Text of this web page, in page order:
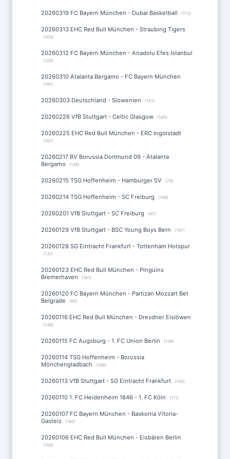
20260319 FC Bayern München - Dubai Basketball (113)
20260313 EHC Red Bull München - Straubing Tigers
(163)
20260312 FC Bayern München - Anadolu Efes Istanbul
(128)
20260310 Atalanta Bergamo - FC Bayern München
(191)
20260303 Deutschland - Slowenien (141)
20260226 VfB Stuttgart - Celtic Glasgow (140)
20260225 EHC Red Bull München - ERC Ingolstadt
(167)
20260217 BV Borussia Dortmund 09 - Atalanta
Bergamo
(146)
20260215 TSG Hoffenheim - Hamburger SV (79)
20260214 TSG Hoffenheim - SC Freiburg (146)
20260201 VfB Stuttgart - SC Freiburg (97)
20260129 VfB Stuttgart - BSC Young Boys Bern (147)
20260128 SG Eintracht Frankfurt - Tottenham Hotspur
(131)
20260123 EHC Red Bull München - Pinguins
Bremerhaven
(161)
20260120 FC Bayern München - Partizan Mozzart Bet
Belgrade
(95)
20260116 EHC Red Bull München - Dresdner Eislöwen
(148)
20260115 FC Augsburg - 1. FC Union Berlin (136)
20260114 TSG Hoffenheim - Borussia
Mönchengladbach
(166)
20260113 VfB Stuttgart - SG Eintracht Frankfurt (145)
20260110 1. FC Heidenheim 1846 - 1. FC Köln (111)
20260107 FC Bayern München - Baskonia Vitoria-
Gasteiz
(180)
20260106 EHC Red Bull München - Eisbären Berlin
(158)